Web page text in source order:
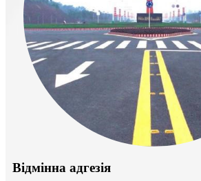
Відмінна адгезія